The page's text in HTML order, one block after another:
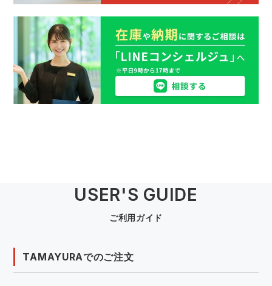
USER'S GUIDE
ご利用ガイド
TAMAYURAでのご注文